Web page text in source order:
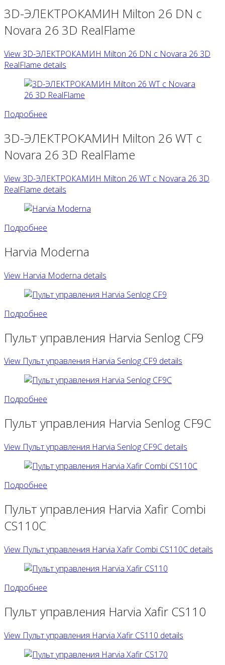
3D-ЭЛЕКТРОКАМИН Milton 26 DN с
Novara 26 3D RealFlame
View 3D-ЭЛЕКТРОКАМИН Milton 26 DN с Novara 26 3D
RealFlame details
Подробнее
3D-ЭЛЕКТРОКАМИН Milton 26 WT с
Novara 26 3D RealFlame
View 3D-ЭЛЕКТРОКАМИН Milton 26 WT с Novara 26 3D
RealFlame details
Подробнее
Harvia Moderna
View Harvia Moderna details
Подробнее
Пульт управления Harvia Senlog CF9
View Пульт управления Harvia Senlog CF9 details
Подробнее
Пульт управления Harvia Senlog CF9С
View Пульт управления Harvia Senlog CF9С details
Подробнее
Пульт управления Harvia Xafir Combi
CS110C
View Пульт управления Harvia Xafir Combi CS110C details
Подробнее
Пульт управления Harvia Xafir CS110
View Пульт управления Harvia Xafir CS110 details